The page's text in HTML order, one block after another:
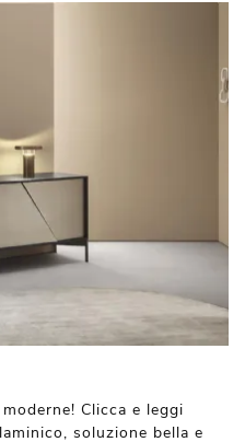
Clicca e leggi
soluzione bella e